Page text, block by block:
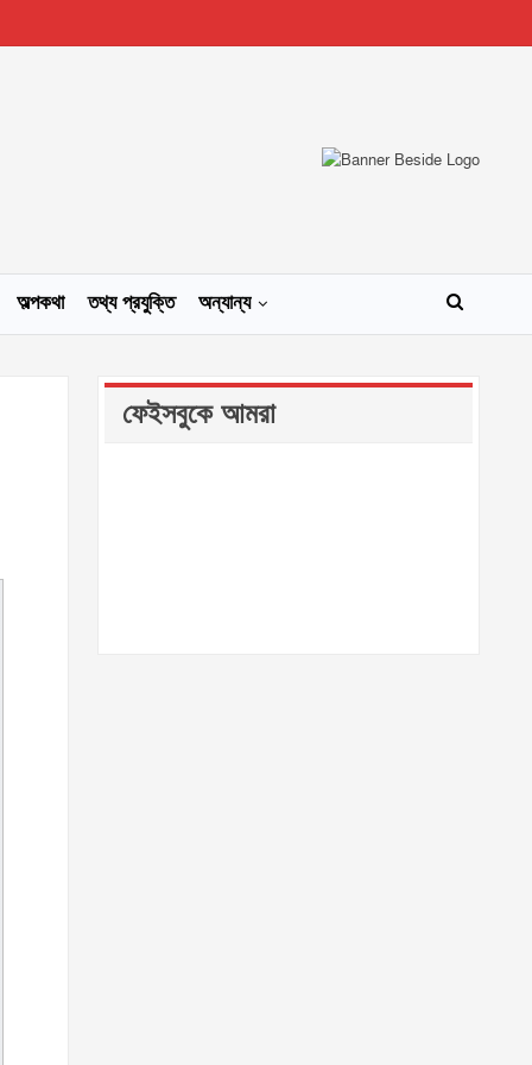
অল্পকথা তথ্য প্রযুক্তি অন্যান্য
ফেইসবুকে আমরা